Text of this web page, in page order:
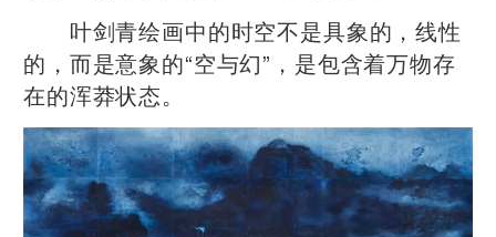
叶剑青绘画中的时空不是具象的，线性
的，而是意象的“空与幻” ，是包含着万物存
在的浑莽状态。